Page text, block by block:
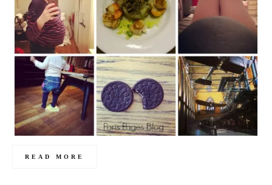
READ MORE